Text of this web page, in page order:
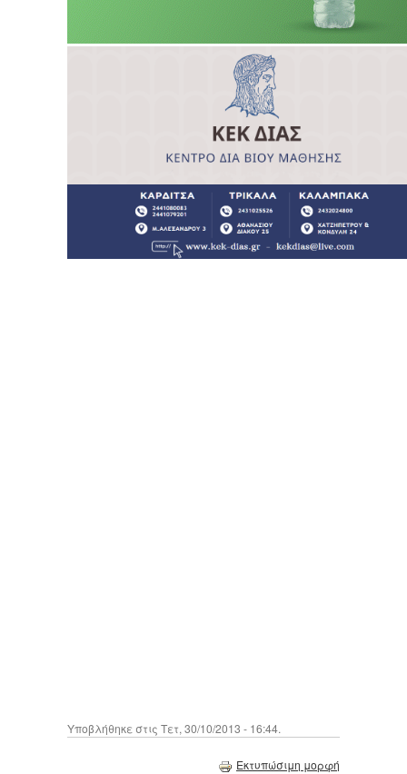
Υποβλήθηκε στις Τετ, 30/10/2013 - 16:44.
Εκτυπώσιμη μορφή